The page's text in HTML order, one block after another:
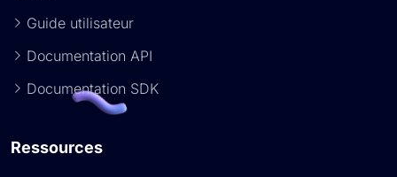
Guide utilisateur
Documentation API
Documentation SDK
Ressources